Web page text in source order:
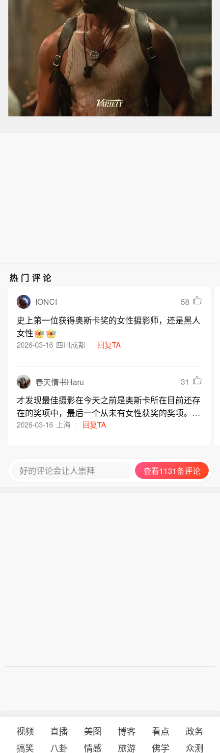
热门评论
IONCI 58
史上第一位获得奥斯卡奖的女性摄影师，还是黑人
女性
2026-03-16 四川成都 回复TA
春天情书Haru 31
才发现最佳摄影在今天之前是奥斯卡所在目前还存
在的奖项中，最后一个从未有女性获奖的奖项。
（甚至于今年新增加的选角奖，第一年直接颁给了
2026-03-16 上海 回复TA
好的评论会让人崇拜 查看1131条评论
视频 直播 美图 博客 看点
政务
搞笑
八卦 情感 旅游 佛学 众测